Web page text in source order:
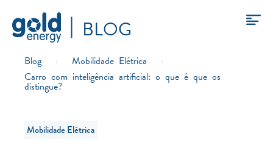
BLOG
Blog › Mobilidade Elétrica
›
Carro com inteligência artificial: o que é que os
distingue?
Mobilidade Elétrica